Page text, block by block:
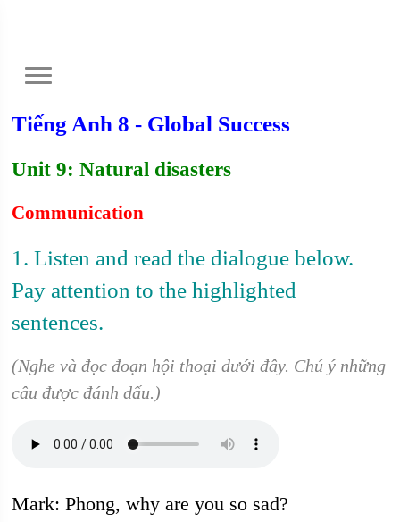
Tiếng Anh 8 - Global Success
Unit 9: Natural disasters
Communication
1. Listen and read the dialogue below.
Pay attention to the highlighted
sentences.
(Nghe và đọc đoạn hội thoại dưới đây. Chú ý những
câu được đánh dấu.)
Mark: Phong, why are you so sad?